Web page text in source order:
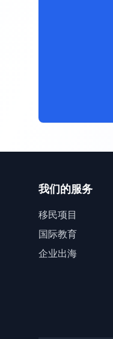
我们的服务
移民项目
国际教育
企业出海